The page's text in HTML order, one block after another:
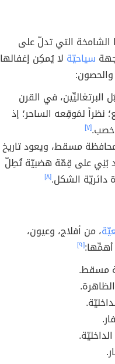
الشامخة التي تدلّ على
سياحيّة لا يُمكِن إغفالها
في القرن
نظراً لمَوقِعه الساحر؛ إذ
خصب.[٧]
مسقط، ويعود تاريخ
بُنِي على قِمّة هضبيّة تُطِلّ
دائريّة الشكل.[٨]
، من أفلاج، وعيون،
أهمِّها:[٩]
مسقط.